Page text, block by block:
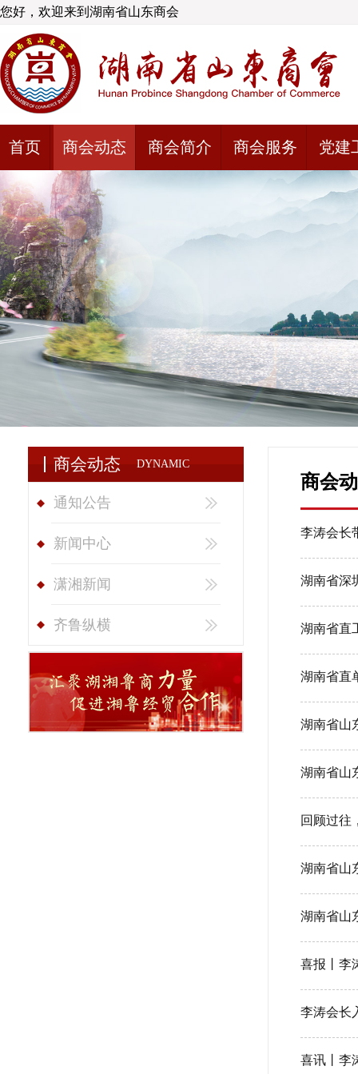
您好，欢迎来到湖南省山东商会
首页 商会动态 商会简介 商会服务 党建
商会动态 DYNAMIC
通知公告
新闻中心
潇湘新闻
齐鲁纵横
商会
李涛会长
湖南省深
湖南省直
湖南省直
湖南省山
回顾过往
湖南省山
湖南省山
喜报丨李
李涛会长
喜讯丨李